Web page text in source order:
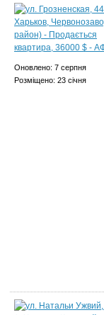
Оновлено: 7 серпня
Розміщено: 23 січня